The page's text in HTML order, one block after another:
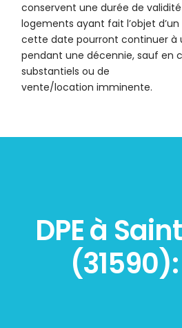
conservent une durée de validité
logements ayant fait l’objet
cette date pourront continuer à
pendant une décennie, sauf en
substantiels ou de
vente/location imminente.
DPE à